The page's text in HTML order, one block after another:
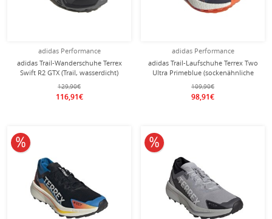
adidas Performance
adidas Trail-Wanderschuhe Terrex
Swift R2 GTX (Trail, wasserdicht)
schwarz/grau Damen
129,90€
116,91€
adidas Performance
adidas Trail-Laufschuhe Terrex Two
Ultra Primeblue (sockenähnliche
Passform) altblau Damen
109,90€
98,91€
10% reduziert 10% reduziert